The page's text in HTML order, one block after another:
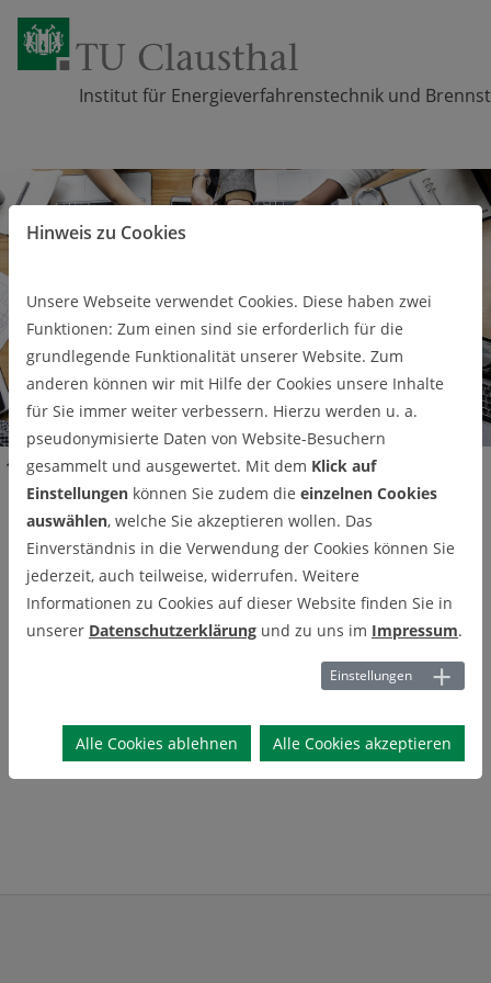
Zum Inhalt springen
Institut für Energieverfahrenstechnik und
Kontakt
Team
Mitarbeiternde in Laboren, Werkstätten und Verwaltung
Mitarbeiternde in Laboren,
Werkstätten und
Verwaltung
Hinweis zu Cookies
Unsere Webseite verwendet Cookies. Diese haben zwei
Funktionen: Zum einen sind sie erforderlich für die
grundlegende Funktionalität unserer Website. Zum
anderen können wir mit Hilfe der Cookies unsere Inhalte
für Sie immer weiter verbessern. Hierzu werden u. a.
pseudonymisierte Daten von Website-Besuchern
gesammelt und ausgewertet. Mit dem Klick auf
Einstellungen können Sie zudem die einzelnen Cookies
auswählen, welche Sie akzeptieren wollen. Das
Einverständnis in die Verwendung der Cookies können Sie
jederzeit, auch teilweise, widerrufen. Weitere
Informationen zu Cookies auf dieser Website finden Sie in
unserer Datenschutzerklärung und zu uns im Impressum.
Einstellungen
Alle Cookies ablehnen Alle Cookies akzeptieren